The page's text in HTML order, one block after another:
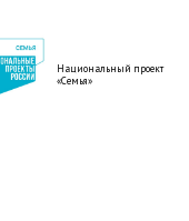
Национальный проект
«Семья»